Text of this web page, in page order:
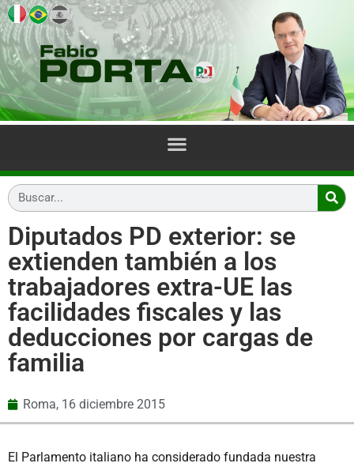
Diputados PD exterior: se
extienden también a los
trabajadores extra-UE las
facilidades fiscales y las
deducciones por cargas de
familia
Roma, 16 diciembre 2015
El Parlamento italiano ha considerado fundada nuestra